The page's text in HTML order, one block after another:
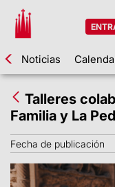
Noticias
Talleres
Familia y La
Fecha de publicación